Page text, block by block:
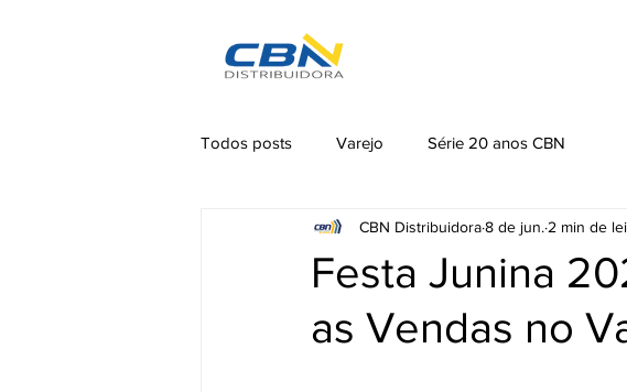
Todos posts Varejo Série 20 anos CBN
Festa Junina
as Vendas no
CBN Distribuidora8 de jun. 2 min de